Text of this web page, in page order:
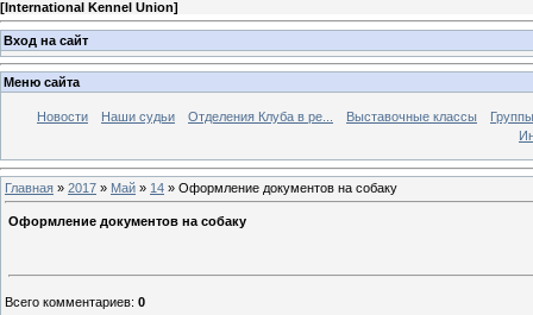
[International Kennel Union]
Вход на сайт
Меню сайта
Новости Наши судьи Отделения Клуба в ре... Выставочные классы
Главная » 2017 » Май » 14 » Оформление документов на собаку
Оформление документов на собаку
Всего комментариев: 0